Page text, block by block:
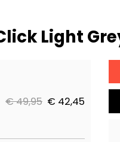
Light
€ 49,95 € 42,45